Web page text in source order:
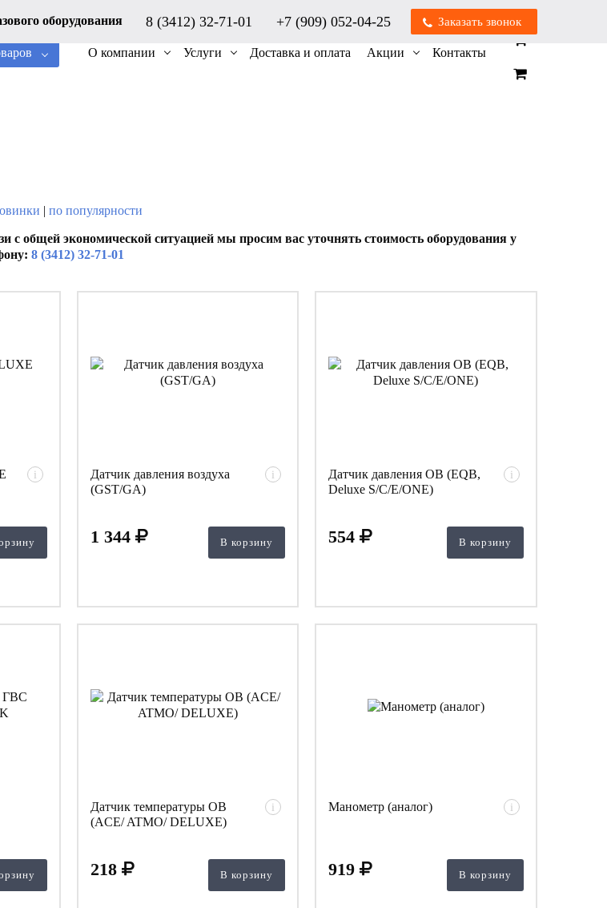
оборудования 8 (3412) 32-71-01 +7 (909) 052-04-25 Заказать звонок
О компании Услуги Доставка и оплата Акции Контакты
| по популярности
с общей экономической ситуацией мы просим вас уточнять стоимость оборудования у
8 (3412) 32-71-01
i
Датчик давления воздуха
(GST/GA)
i
1 344 В корзину
Датчик давления OB (EQB,
Deluxe S/C/E/ONE)
i
554 В корзину
Датчик температуры ОВ
(ACE/ ATMO/ DELUXE)
i
218 В корзину
Манометр (аналог) i
919 В корзину